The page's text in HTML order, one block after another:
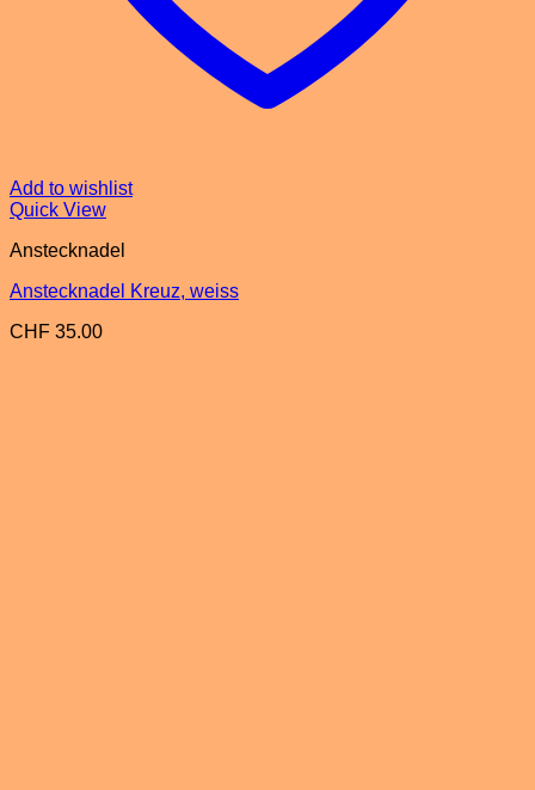
Add to wishlist
Quick View
Anstecknadel
Anstecknadel Kreuz, weiss
CHF 35.00